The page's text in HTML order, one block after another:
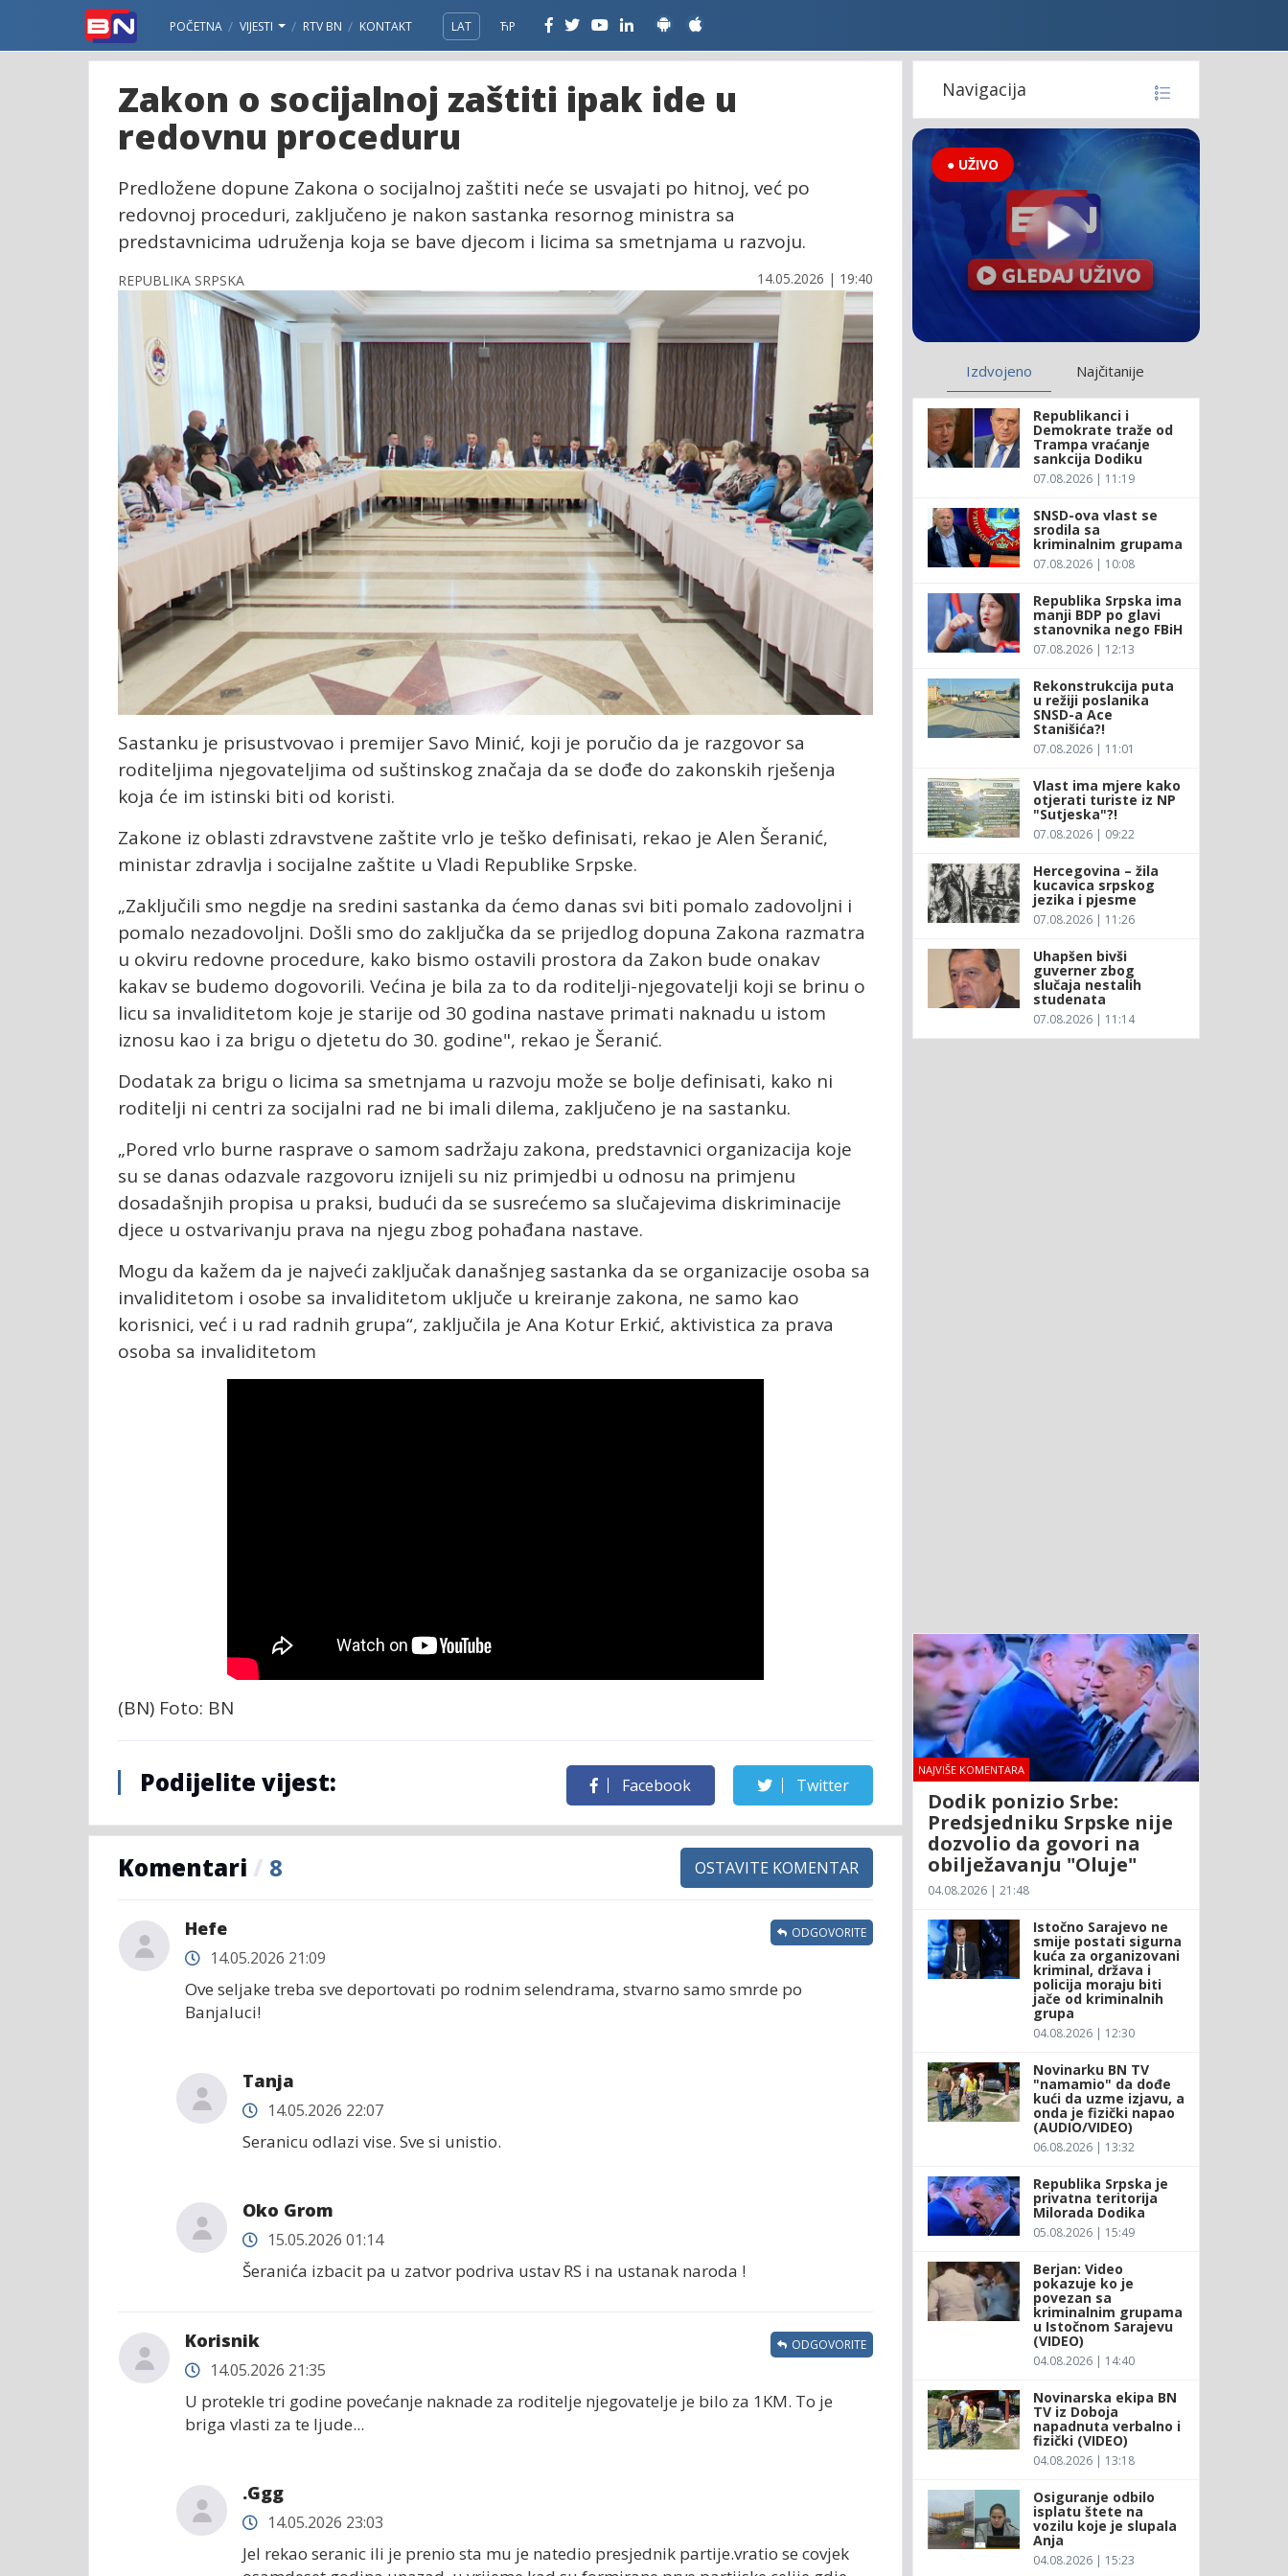
POČETNA VIJESTI RTV BN KONTAKT LAT ЋР
Zakon o socijalnoj zaštiti ipak ide u
redovnu proceduru
Predložene dopune Zakona o socijalnoj zaštiti neće se usvajati po hitnoj, već po
redovnoj proceduri, zaključeno je nakon sastanka resornog ministra sa
predstavnicima udruženja koja se bave djecom i licima sa smetnjama u razvoju.
REPUBLIKA SRPSKA 14.05.2026 | 19:40
Sastanku je prisustvovao i premijer Savo Minić, koji je poručio da je razgovor sa
roditeljima njegovateljima od suštinskog značaja da se dođe do zakonskih rješenja
koja će im istinski biti od koristi.
Zakone iz oblasti zdravstvene zaštite vrlo je teško definisati, rekao je Alen Šeranić,
ministar zdravlja i socijalne zaštite u Vladi Republike Srpske.
„Zaključili smo negdje na sredini sastanka da ćemo danas svi biti pomalo zadovoljni i
pomalo nezadovoljni. Došli smo do zaključka da se prijedlog dopuna Zakona razmatra
u okviru redovne procedure, kako bismo ostavili prostora da Zakon bude onakav
kakav se budemo dogovorili. Većina je bila za to da roditelji-njegovatelji koji se brinu o
licu sa invaliditetom koje je starije od 30 godina nastave primati naknadu u istom
iznosu kao i za brigu o d‌jetetu do 30. godine", rekao je Šeranić.
Dodatak za brigu o licima sa smetnjama u razvoju može se bolje definisati, kako ni
roditelji ni centri za socijalni rad ne bi imali dilema, zaključeno je na sastanku.
„Pored vrlo burne rasprave o samom sadržaju zakona, predstavnici organizacija koje
su se danas odazvale razgovoru iznijeli su niz primjedbi u odnosu na primjenu
dosadašnjih propisa u praksi, budući da se susrećemo sa slučajevima diskriminacije
djece u ostvarivanju prava na njegu zbog pohađana nastave.
Mogu da kažem da je najveći zaključak današnjeg sastanka da se organizacije osoba sa
invaliditetom i osobe sa invaliditetom uključe u kreiranje zakona, ne samo kao
korisnici, već i u rad radnih grupa“, zaključila je Ana Kotur Erkić, aktivistica za prava
osoba sa invaliditetom
(BN) Foto: BN
Podijelite vijest: Facebook Twitter
Komentari / 8 OSTAVITE KOMENTAR
Hefe
14.05.2026 21:09
Ove seljake treba sve deportovati po rodnim selendrama, stvarno samo smrde po
Banjaluci!
ODGOVORITE
Tanja
14.05.2026 22:07
Seranicu odlazi vise. Sve si unistio.
Oko Grom
15.05.2026 01:14
Šeranića izbacit pa u zatvor podriva ustav RS i na ustanak naroda !
Korisnik
14.05.2026 21:35
U protekle tri godine povećanje naknade za roditelje njegovatelje je bilo za 1KM. To je
briga vlasti za te ljude...
ODGOVORITE
.Ggg
14.05.2026 23:03
Jel rekao seranic ili je prenio sta mu je natedio presjednik partije.vratio se covjek
Navigacija
● UŽIVO
Izdvojeno Najčitanije
Republikanci i
Demokrate traže od
Trampa vraćanje
sankcija Dodiku
07.08.2026 | 11:19
SNSD-ova vlast se
srodila sa
kriminalnim grupama
07.08.2026 | 10:08
Republika Srpska ima
manji BDP po glavi
stanovnika nego FBiH
07.08.2026 | 12:13
Rekonstrukcija puta
u režiji poslanika
SNSD-a Ace
Stanišića?!
07.08.2026 | 11:01
Vlast ima mjere kako
otjerati turiste iz NP
"Sutjeska"?!
07.08.2026 | 09:22
Hercegovina – žila
kucavica srpskog
jezika i pjesme
07.08.2026 | 11:26
Uhapšen bivši
guverner zbog
slučaja nestalih
studenata
07.08.2026 | 11:14
NAJVIŠE KOMENTARA
Dodik ponizio Srbe:
Predsjedniku Srpske nije
dozvolio da govori na
obilježavanju "Oluje"
04.08.2026 | 21:48
Istočno Sarajevo ne
smije postati sigurna
kuća za organizovani
kriminal, država i
policija moraju biti
jače od kriminalnih
grupa
04.08.2026 | 12:30
Novinarku BN TV
"namamio" da dođe
kući da uzme izjavu, a
onda je fizički napao
(AUDIO/VIDEO)
06.08.2026 | 13:32
Republika Srpska je
privatna teritorija
Milorada Dodika
05.08.2026 | 15:49
Berjan: Video
pokazuje ko je
povezan sa
kriminalnim grupama
u Istočnom Sarajevu
(VIDEO)
04.08.2026 | 14:40
Novinarska ekipa BN
TV iz Doboja
napadnuta verbalno i
fizički (VIDEO)
04.08.2026 | 13:18
Osiguranje odbilo
isplatu štete na
vozilu koje je slupala
Anja
04.08.2026 | 15:23